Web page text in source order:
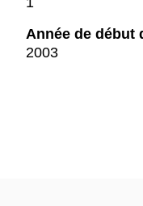
Année de début
2003